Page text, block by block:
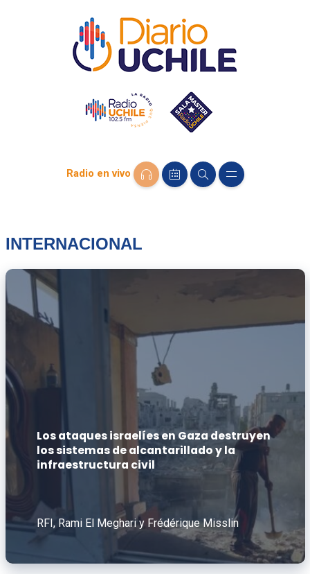
Radio en vivo
INTERNACIONAL
Los ataques israelíes en Gaza destruyen
los sistemas de alcantarillado y la
infraestructura civil
RFI, Rami El Meghari y Frédérique Misslin